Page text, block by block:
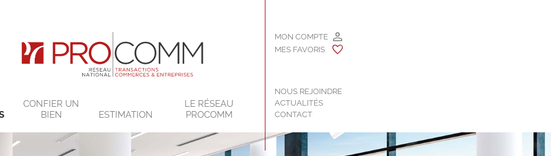
CONFIER UN
BIEN
ESTIMATION
LE RÉSEAU
PROCOMM
MON COMPTE
MES FAVORIS
NOUS REJOINDRE
ACTUALITÉS
CONTACT